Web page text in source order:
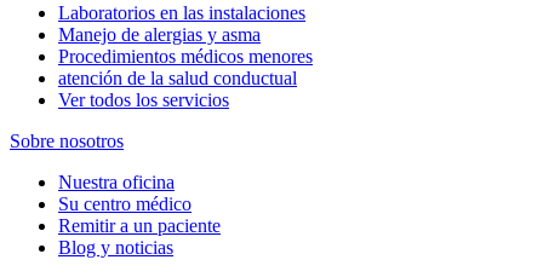
Laboratorios en las instalaciones
Manejo de alergias y asma
Procedimientos médicos menores
atención de la salud conductual
Ver todos los servicios
Sobre nosotros
Nuestra oficina
Su centro médico
Remitir a un paciente
Blog y noticias